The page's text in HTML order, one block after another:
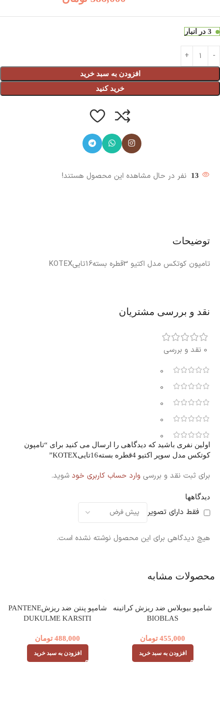
3 در انبار
افزودن به سبد خرید
خرید کنید
13 نفر در حال مشاهده این محصول هستند!
توضیحات
تامپون کوتکس مدل اکتیو 3قطره بسته16تاییKOTEX
نقد و بررسی مشتریان
0 نقد و بررسی
0
0
0
0
0
دیدگاهها
فقط دارای تصویر
هیچ دیدگاهی برای این محصول نوشته نشده است.
اولین نفری باشید که دیدگاهی را ارسال می کنید برای “تامپون
کوتکس مدل سوپر اکتیو 4قطره بسته16تاییKOTEX”
برای ثبت نقد و بررسی وارد حساب کاربری خود شوید.
محصولات مشابه
شامپو بیوبلاس ضد ریزش کراتینه
BIOBLAS
455,000 تومان
افزودن به سبد خرید
شامپو پنتن ضد ریزشPANTENE
DUKULME KARSITI
488,000 تومان
افزودن به سبد خرید